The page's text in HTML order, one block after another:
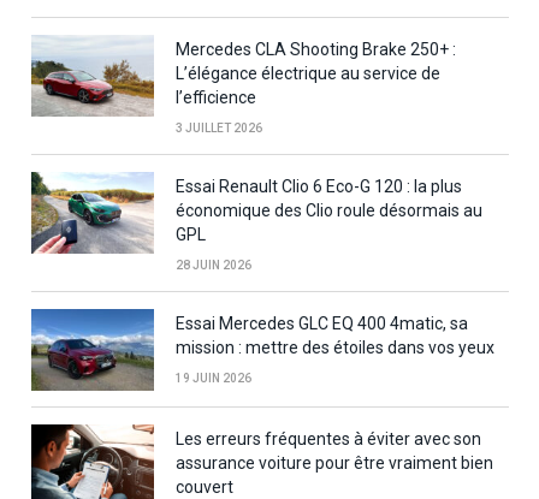
Mercedes CLA Shooting Brake 250+ :
L’élégance électrique au service de
l’efficience
3 JUILLET 2026
Essai Renault Clio 6 Eco-G 120 : la plus
économique des Clio roule désormais au
GPL
28 JUIN 2026
Essai Mercedes GLC EQ 400 4matic, sa
mission : mettre des étoiles dans vos yeux
19 JUIN 2026
Les erreurs fréquentes à éviter avec son
assurance voiture pour être vraiment bien
couvert